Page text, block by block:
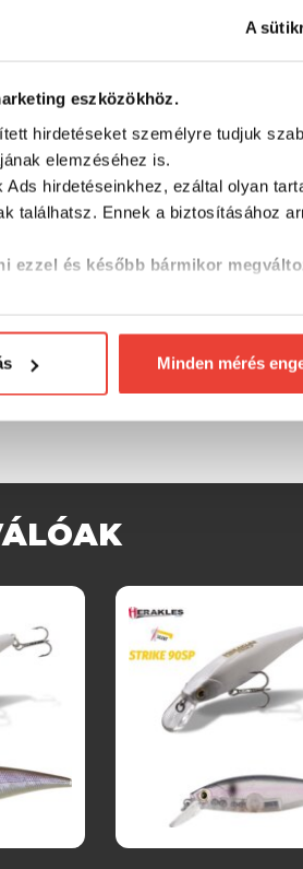
A
eszközökhöz.
hirdetéseket személyre tudjuk
elemzéséhez is.
hirdetéseinkhez, ezáltal olyan
találhatsz. Ennek a biztosításához
ezzel és később bármikor
Minden mérés